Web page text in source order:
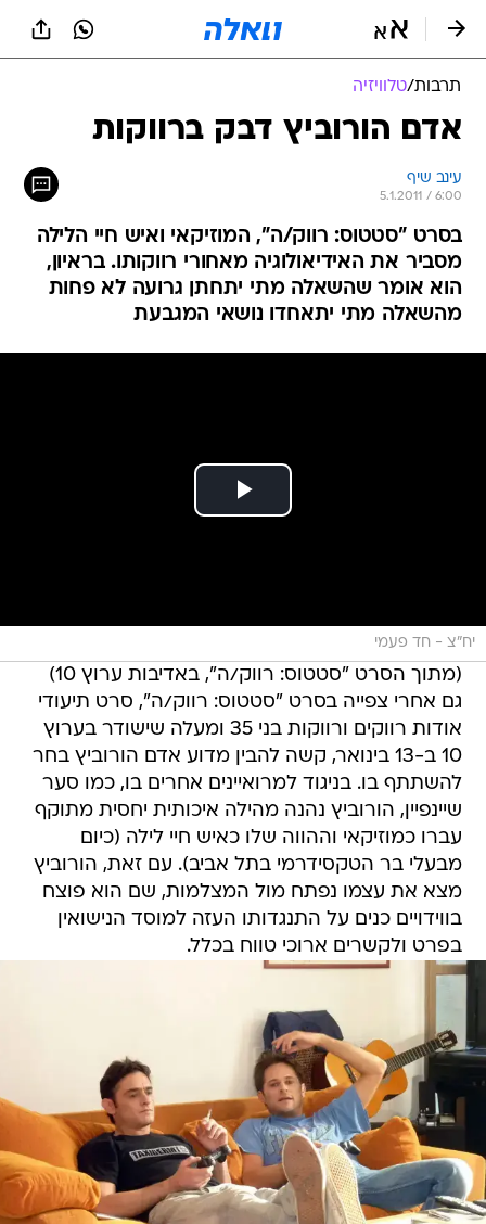
תרבות/טלוויזיה
אדם הורוביץ דבק ברווקות
עינב שיף
5.1.2011 / 6:00
בסרט "סטטוס: רווק/ה", המוזיקאי ואיש חיי הלילה
מסביר את האידיאולוגיה מאחורי רווקותו. בראיון,
הוא אומר שהשאלה מתי יתחתן גרועה לא פחות
מהשאלה מתי יתאחדו נושאי המגבעת
יח"צ - חד פעמי
(מתוך הסרט "סטטוס: רווק/ה", באדיבות ערוץ 10)
גם אחרי צפייה בסרט "סטטוס: רווק/ה", סרט תיעודי
אודות רווקים ורווקות בני 35 ומעלה שישודר בערוץ
10 ב-13 בינואר, קשה להבין מדוע אדם הורוביץ בחר
להשתתף בו. בניגוד למרואיינים אחרים בו, כמו סער
שיינפיין, הורוביץ נהנה מהילה איכותית יחסית מתוקף
עברו כמוזיקאי וההווה שלו כאיש חיי לילה (כיום
מבעלי בר הטקסידרמי בתל אביב). עם זאת, הורוביץ
מצא את עצמו נפתח מול המצלמות, שם הוא פוצח
בווידויים כנים על התנגדותו העזה למוסד הנישואין
בפרט ולקשרים ארוכי טווח בכלל.